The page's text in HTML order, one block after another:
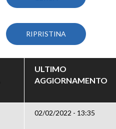
ULTIMO
AGGIORNAMENTO
02/02/2022 - 13:35